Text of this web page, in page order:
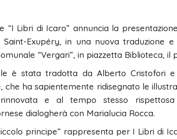
“I Libri di Icaro” annuncia la
Exupéry, in una nuova traduzione
“Vergari”, in piazzetta Biblioteca, il
è stata tradotta da Alberto Cristofori
che ha sapientemente ridisegnato le
e al tempo stesso rispettosa
dialogherà con Marialucia Rocca.
principe” rappresenta per I Libri di